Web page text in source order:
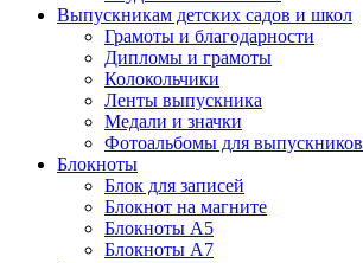
Выпускникам детских садов и школ
Грамоты и благодарности
Дипломы и грамоты
Колокольчики
Ленты выпускника
Медали и значки
Фотоальбомы для выпускников
Блокноты
Блок для записей
Блокнот на магните
Блокноты А5
Блокноты А7